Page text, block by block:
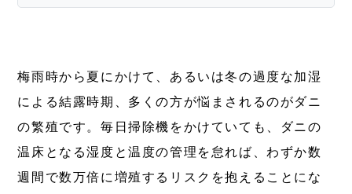
梅雨時から夏にかけて、あるいは冬の過度な加湿
による結露時期、多くの方が悩まされるのがダニ
の繁殖です。毎日掃除機をかけていても、ダニの
温床となる湿度と温度の管理を怠れば、わずか数
週間で数万倍に増殖するリスクを抱えることにな